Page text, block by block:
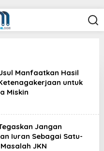
Manfaatkan Hasil
untuk
Miskin
Jangan
Iuran Sebagai Satu-
JKN